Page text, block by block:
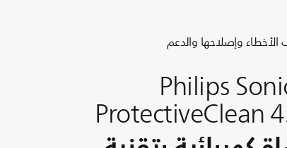
وإصلاحها والدعم
Philips
ProtectiveClean